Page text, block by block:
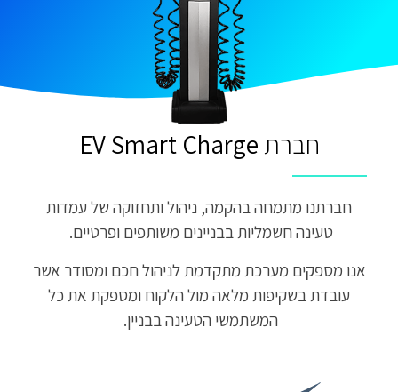
חברת Smart Charge
חברתנו מתמחה בהקמה, ניהול ותחזוקה של עמדות
טעינה חשמליות בבניינים משותפים ופרטיים.
אנו מספקים מערכת מתקדמת לניהול חכם ומסודר אשר
עובדת בשקיפות מלאה מול הלקוח ומספקת את כל
המשתמשי הטעינה בבניין.